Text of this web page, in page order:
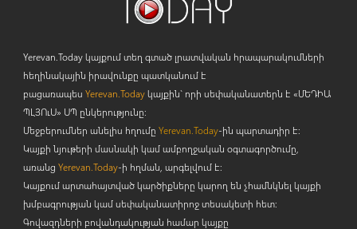
Yerevan.Today կայքում տեղ գտած լրատվական հրապարակումների
հեղինակային իրավունքը պատկանում է
բացառապես Yerevan.Todayկայքին` որի սեփականատերն է «ՄԵԴԻԱ
ՊԼՅՈւՍ» ՍՊ ընկերությունը։
Մեջբերումներ անելիս հղումը Yerevan.Today-ին պարտադիր է:
Կայքի նյութերի մասնակի կամ ամբողջական օգտագործումը,
առանց Yerevan.Today-ի հղման, արգելվում է:
Կայքում արտահայտված կարծիքները կարող են չհամնկնել կայքի
խմբագրության կամ սեփականատիրոջ տեսակետի հետ:
Գովազդների բովանդակության համար կայքը